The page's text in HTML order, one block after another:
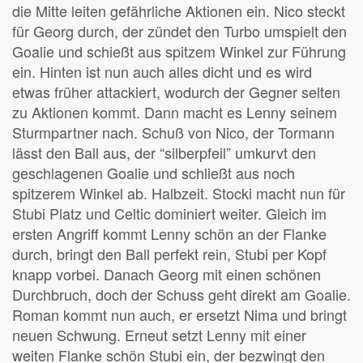
die Mitte leiten gefährliche Aktionen ein. Nico steckt
für Georg durch, der zündet den Turbo umspielt den
Goalie und schießt aus spitzem Winkel zur Führung
ein. Hinten ist nun auch alles dicht und es wird
etwas früher attackiert, wodurch der Gegner selten
zu Aktionen kommt. Dann macht es Lenny seinem
Sturmpartner nach. Schuß von Nico, der Tormann
lässt den Ball aus, der “silberpfeil” umkurvt den
geschlagenen Goalie und schließt aus noch
spitzerem Winkel ab. Halbzeit. Stocki macht nun für
Stubi Platz und Celtic dominiert weiter. Gleich im
ersten Angriff kommt Lenny schön an der Flanke
durch, bringt den Ball perfekt rein, Stubi per Kopf
knapp vorbei. Danach Georg mit einen schönen
Durchbruch, doch der Schuss geht direkt am Goalie.
Roman kommt nun auch, er ersetzt Nima und bringt
neuen Schwung. Erneut setzt Lenny mit einer
weiten Flanke schön Stubi ein, der bezwingt den